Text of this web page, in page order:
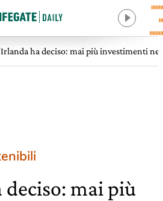
ha deciso: mai più investimenti
deciso: mai più